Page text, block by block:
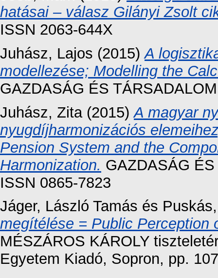
hatásai – válasz Gilányi Zsolt
ISSN 2063-644X
Juhász, Lajos (2015)A
modellezése; Modelling the
GAZDASÁG ÉS
Juhász, Zita(2015)A magyar
nyugdíjharmonizációs
Pension System and the
Harmonization. GAZDASÁG
ISSN 0865-7823
Jáger, László Tamás és
megítélése = Public Perception
MÉSZÁROS KÁROLY
Egyetem Kiadó, Sopron, pp.